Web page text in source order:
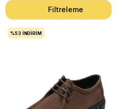
Filtreleme
%53 İNDIRIM